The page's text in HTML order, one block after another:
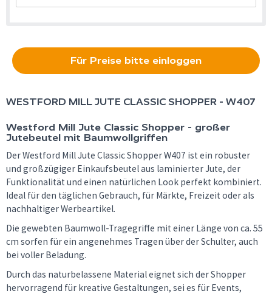
Für Preise bitte einloggen
WESTFORD MILL JUTE CLASSIC SHOPPER - W407
Westford Mill Jute Classic Shopper - großer
Jutebeutel mit Baumwollgriffen
Der Westford Mill Jute Classic Shopper W407 ist ein robuster
und großzügiger Einkaufsbeutel aus laminierter Jute, der
Funktionalität und einen natürlichen Look perfekt kombiniert.
Ideal für den täglichen Gebrauch, für Märkte, Freizeit oder als
nachhaltiger Werbeartikel.
Die gewebten Baumwoll-Tragegriffe mit einer Länge von ca. 55
cm sorfen für ein angenehmes Tragen über der Schulter, auch
bei voller Beladung.
Durch das naturbelassene Material eignet sich der Shopper
hervorragend für kreative Gestaltungen, sei es für Events,